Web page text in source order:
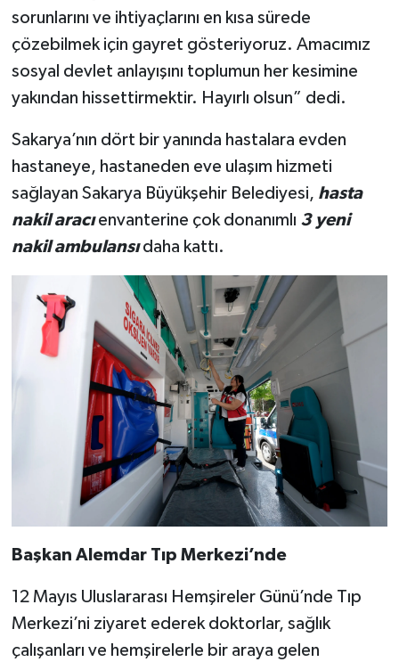
sorunlarını ve ihtiyaçlarını en kısa sürede
çözebilmek için gayret gösteriyoruz. Amacımız
sosyal devlet anlayışını toplumun her kesimine
yakından hissettirmektir. Hayırlı olsun” dedi.
Sakarya’nın dört bir yanında hastalara evden
hastaneye, hastaneden eve ulaşım hizmeti
sağlayan Sakarya Büyükşehir Belediyesi, hasta
nakil aracıenvanterine çok donanımlı 3 yeni
nakil ambulansıdaha kattı.
Başkan Alemdar Tıp Merkezi’nde
12 Mayıs Uluslararası Hemşireler Günü’nde Tıp
Merkezi’ni ziyaret ederek doktorlar, sağlık
çalışanları ve hemşirelerle bir araya gelen